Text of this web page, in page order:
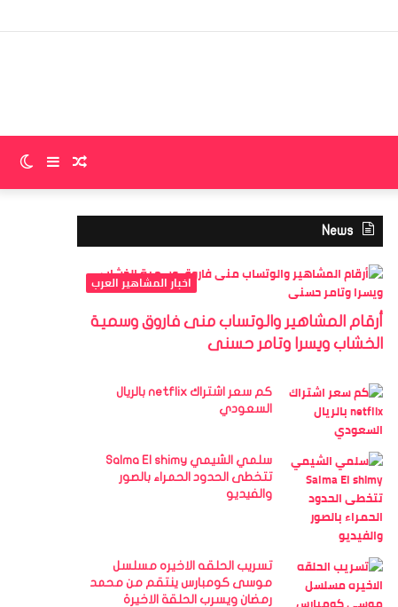
إضافة مقال
News
اخبار المشاهير العرب
أرقام المشاهير والوتساب منى فاروق وسمية
الخشاب ويسرا وتامر حسنى
كم سعر اشتراك netflix بالريال
السعودي
سلمي الشيمي Salma El shimy
تتخطى الحدود الحمراء بالصور
والفيديو
تسريب الحلقه الاخيره مسلسل
موسى كومبارس ينتقم من محمد
رمضان ويسرب الحلقة الاخيرة